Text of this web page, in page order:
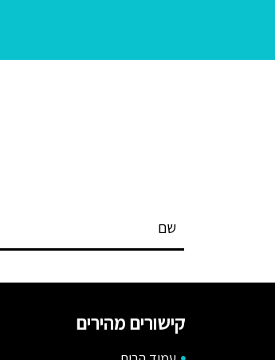
קישורים מהירים